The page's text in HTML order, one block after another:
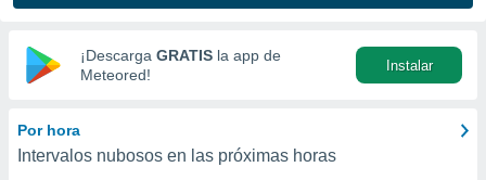
las
y
digital
basada
¡Descarga GRATIS la app de
Meteored!
Instalar
Por hora
Intervalos nubosos en las próximas horas